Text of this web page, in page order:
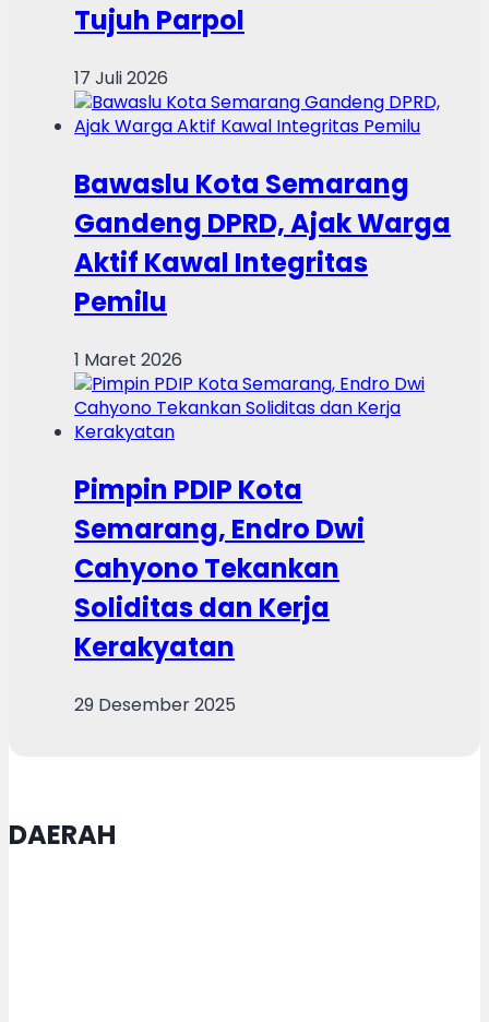
Tujuh Parpol
17 Juli 2026
Bawaslu Kota Semarang
Gandeng DPRD, Ajak Warga
Aktif Kawal Integritas
Pemilu
1 Maret 2026
Pimpin PDIP Kota
Semarang, Endro Dwi
Cahyono Tekankan
Soliditas dan Kerja
Kerakyatan
29 Desember 2025
DAERAH